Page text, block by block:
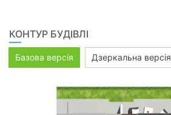
КОНТУР БУДІВЛІ
Базова версія Дзеркальна версія